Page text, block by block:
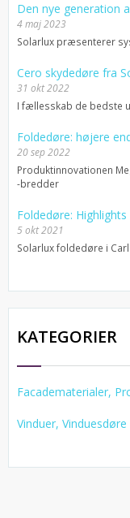
Den nye generation
4 maj 2023
Solarlux præsenterer
Cero skydedøre fra
31 okt 2022
I fællesskab de bedste
Foldedøre: højere
20 sep 2022
Produktinnovationen
-bredder
Foldedøre:
5 okt 2021
Solarlux foldedøre i
KATEGORIER
Facadematerialer,
Vinduer, Vinduesdøre